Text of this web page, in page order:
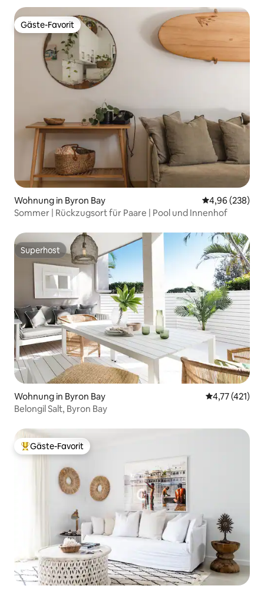
Gäste-Favorit
Gäste-Favorit
Wohnung in Byron Bay
4,96 (238)
Sommer | Rückzugsort für Paare | Pool und Innenhof
Superhost
Superhost
Wohnung in Byron Bay
4,77 (421)
Belongil Salt, Byron Bay
Beliebter Gäste-Favorit.
Gäste-Favorit